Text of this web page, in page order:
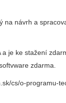
na návrh a
je ke stažení
zdarma.
cs/o-programu-